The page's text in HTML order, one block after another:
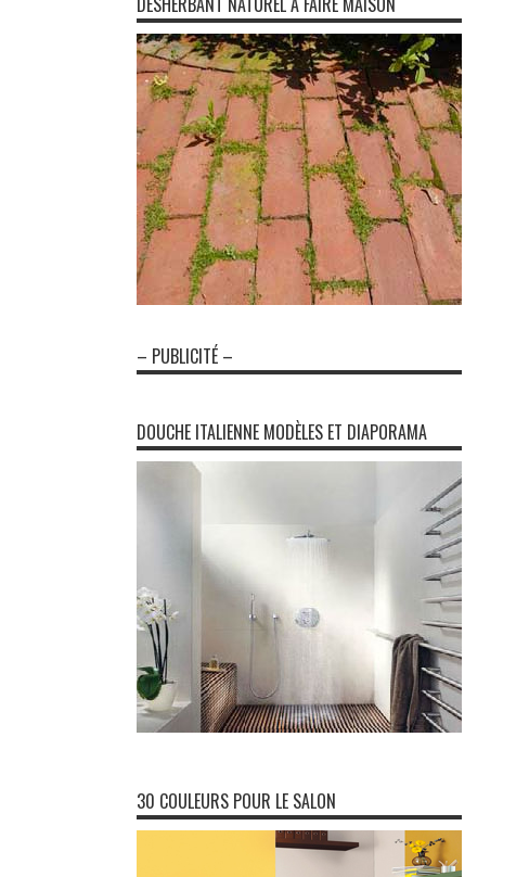
– PUBLICITÉ –
DOUCHE ITALIENNE MODÈLES ET DIAPORAMA
30 COULEURS POUR LE SALON